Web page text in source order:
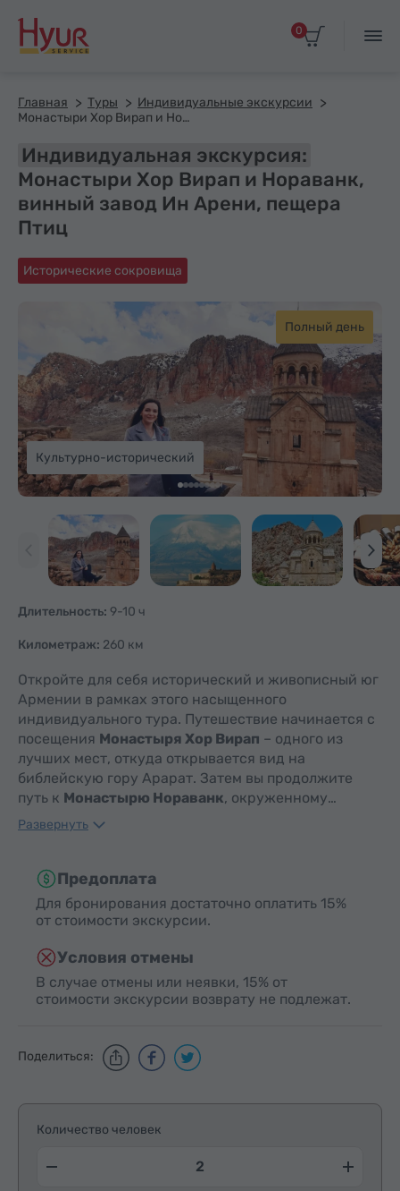
0
Главная Туры
Индивидуальные экскурсии
Монастыри Хор Вирап и Нораванк, винный завод Ин Арени, пещера Птиц
Индивидуальная экскурсия:
Монастыри Хор Вирап и Нораванк,
винный завод Ин Арени, пещера
Птиц
Исторические сокровища
Полный день
Культурно-исторический
Длительность: 9-10 ч
Километраж: 260 км
Откройте для себя исторический и живописный юг
Армении в рамках этого насыщенного
индивидуального тура. Путешествие начинается с
посещения Монастыря Хор Вирап – одного из
лучших мест, откуда открывается вид на
библейскую гору Арарат. Затем вы продолжите
путь к Монастырю Нораванк, окруженному…
Развернуть
Предоплата
Для бронирования достаточно оплатить 15%
от стоимости экскурсии.
Условия отмены
В случае отмены или неявки, 15% от
стоимости экскурсии возврату не подлежат.
Поделиться:
Количество человек